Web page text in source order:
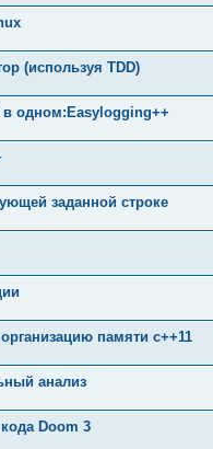
(используя TDD)
одном:Easylogging++
заданной строке
памяти c++11
анализ
Doom 3